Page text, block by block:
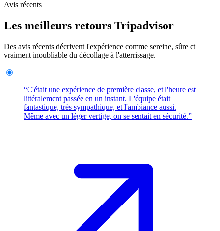
Avis récents
Les meilleurs retours Tripadvisor
Des avis récents décrivent l'expérience comme sereine, sûre et
vraiment inoubliable du décollage à l'atterrissage.
“C'était une expérience de première classe, et l'heure est
littéralement passée en un instant. L'équipe était
fantastique, très sympathique, et l'ambiance aussi.
Même avec un léger vertige, on se sentait en sécurité.”